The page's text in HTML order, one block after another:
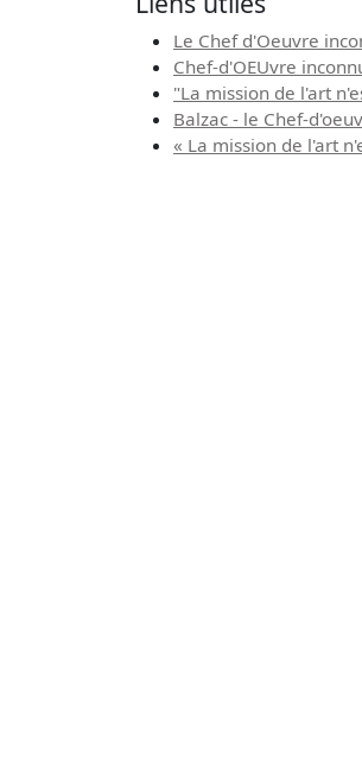
Le Chef d'Oeuvre
Chef-d'OEUvre
"La mission de l'art
Balzac - le Chef-
« La mission de l'art